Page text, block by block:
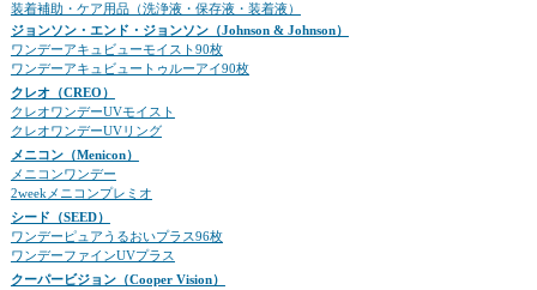
装着補助・ケア用品（洗浄液・保存液・装着液）
ジョンソン・エンド・ジョンソン（Johnson & Johnson）
ワンデーアキュビューモイスト90枚
ワンデーアキュビュートゥルーアイ90枚
クレオ（CREO）
クレオワンデーUVモイスト
クレオワンデーUVリング
メニコン（Menicon）
メニコンワンデー
2weekメニコンプレミオ
シード（SEED）
ワンデーピュアうるおいプラス96枚
ワンデーファインUVプラス
クーパービジョン（Cooper Vision）